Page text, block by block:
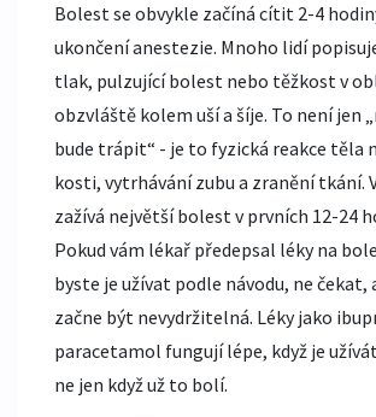
Bolest se obvykle začíná cítit 2-4
ukončení anestezie. Mnoho lidí
tlak, pulzující bolest nebo těžkost v
obzvláště kolem uší a šíje. To není jen
bude trápit“ - je to fyzická reakce těla
kosti, vytrhávání zubu a zranění tkání.
zažívá největší bolest v prvních 12-24
Pokud vám lékař předepsal léky na
byste je užívat podle návodu, ne čekat,
začne být nevydržitelná. Léky jako
paracetamol fungují lépe, když je
ne jen když už to bolí.